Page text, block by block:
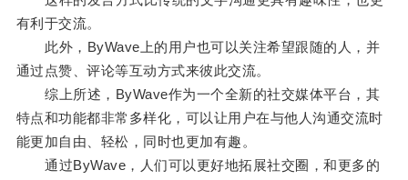
有利于交流。
此外，ByWave上的用户也可以关注希望跟随的人，并
通过点赞、评论等互动方式来彼此交流。
综上所述，ByWave作为一个全新的社交媒体平台，其
特点和功能都非常多样化，可以让用户在与他人沟通交流时
能更加自由、轻松，同时也更加有趣。
通过ByWave，人们可以更好地拓展社交圈，和更多的